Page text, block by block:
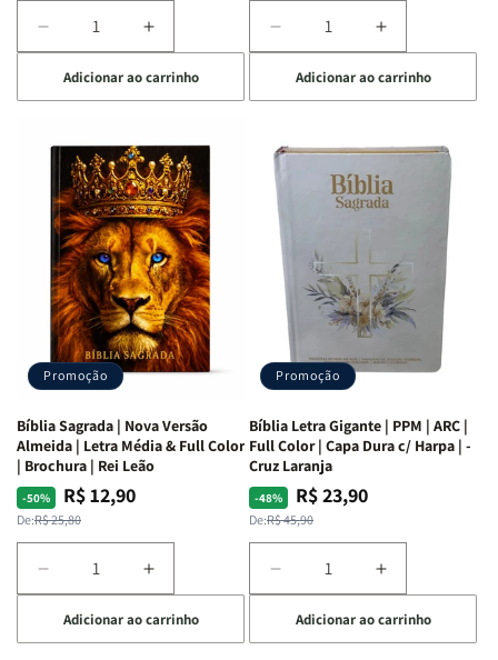
Diminuir
a
quantidade
de
com
Mulheres
da
Bíblia
Isabelle
S.
Alves
Aumentar
a
quantidade
de
com
as
Mulheres
da
Bíblia
|
Isabelle
S.
Alves
Adicionar ao carrinho
Diminuir
a
quantidade
de
a
Bíblia
Livro
por
Livro
um
panorama
completo
dos
66
da
Bíblia
Equipe
teológica
Penkal
Aumentar
a
quantidade
de
a
Bíblia
Livro
-
um
panorama
completo
dos
da
Bíblia
Penkal
Adicionar ao carrinho
Promoção
Bíblia Sagrada | Nova Versão
Almeida | Letra Média & Full Color
| Brochura | Rei Leão
-50%
Preço
normal
De:R$ 25,80
Preço
promocional
R$ 12,90
Diminuir
a
quantidade
de
Aumentar
a
quantidade
de
Adicionar ao carrinho
Promoção
Bíblia Letra Gigante | PPM | ARC |
Full Color | Capa Dura c/ Harpa | -
Cruz Laranja
-48%
Preço
normal
De:R$ 45,90
Preço
promocional
R$ 23,90
Diminuir
a
quantidade
de
Aumentar
a
quantidade
de
Adicionar ao carrinho